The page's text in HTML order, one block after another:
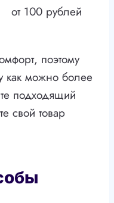
от 100 рублей
поэтому
как можно более
подходящий
свой товар